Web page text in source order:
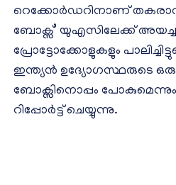
റെക്കോർഡറിനാണ്
ബോക്സ്’ യുഎസിലേക്ക്
പ്രോട്ടോക്കോളുകളും
ഇന്ത്യൻ ഉദ്യോഗസ്ഥരുടെ
ബോക്സിനൊപ്പം പോകുമെന്നും
റിപ്പോർട്ട് ചെയ്യുന്നു.